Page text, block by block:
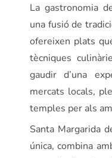
La gastronomia
una fusió de
ofereixen plats
tècniques
gaudir d’una
mercats locals,
temples per als
Santa Margarida
única, combina